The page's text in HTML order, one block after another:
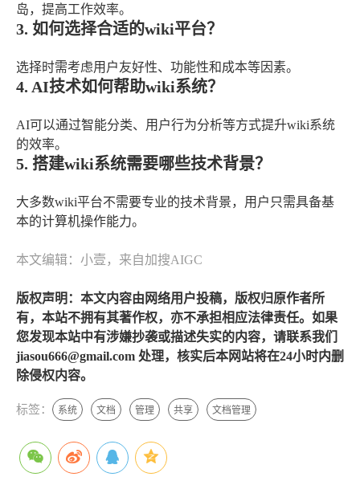
岛，提高工作效率。
3. 如何选择合适的wiki平台？
选择时需考虑用户友好性、功能性和成本等因素。
4. AI技术如何帮助wiki系统？
AI可以通过智能分类、用户行为分析等方式提升wiki系统
的效率。
5. 搭建wiki系统需要哪些技术背景？
大多数wiki平台不需要专业的技术背景，用户只需具备基
本的计算机操作能力。
本文编辑：小壹，来自加搜AIGC
版权声明：本文内容由网络用户投稿，版权归原作者所
有，本站不拥有其著作权，亦不承担相应法律责任。如果
您发现本站中有涉嫌抄袭或描述失实的内容，请联系我们
jiasou666@gmail.com 处理，核实后本网站将在24小时内删
除侵权内容。
标签： 系统 文档 管理 共享 文档管理